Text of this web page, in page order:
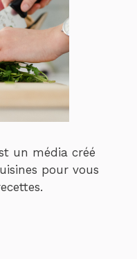
un média créé
pour vous